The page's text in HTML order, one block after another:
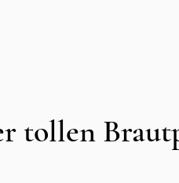
tollen